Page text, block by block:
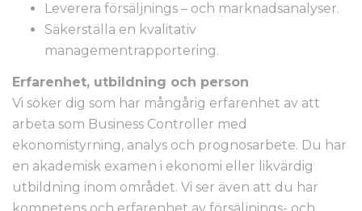
Leverera försäljnings – och marknadsanalyser.
Säkerställa en kvalitativ
managementrapportering.
Erfarenhet, utbildning och person
Vi söker dig som har mångårig erfarenhet av att
arbeta som Business Controller med
ekonomistyrning, analys och prognosarbete. Du har
en akademisk examen i ekonomi eller likvärdig
utbildning inom området. Vi ser även att du har
kompetens och erfarenhet av försäljnings- och